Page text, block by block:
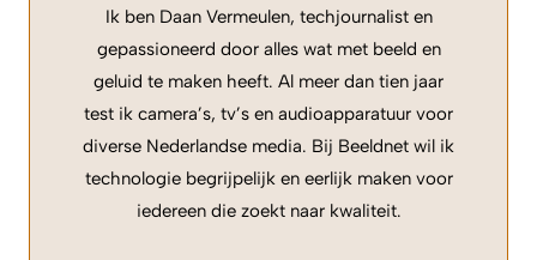
Ik ben Daan Vermeulen, techjournalist en
gepassioneerd door alles wat met beeld en
geluid te maken heeft. Al meer dan tien jaar
test ik camera’s, tv’s en audioapparatuur voor
diverse Nederlandse media. Bij Beeldnet wil ik
technologie begrijpelijk en eerlijk maken voor
iedereen die zoekt naar kwaliteit.